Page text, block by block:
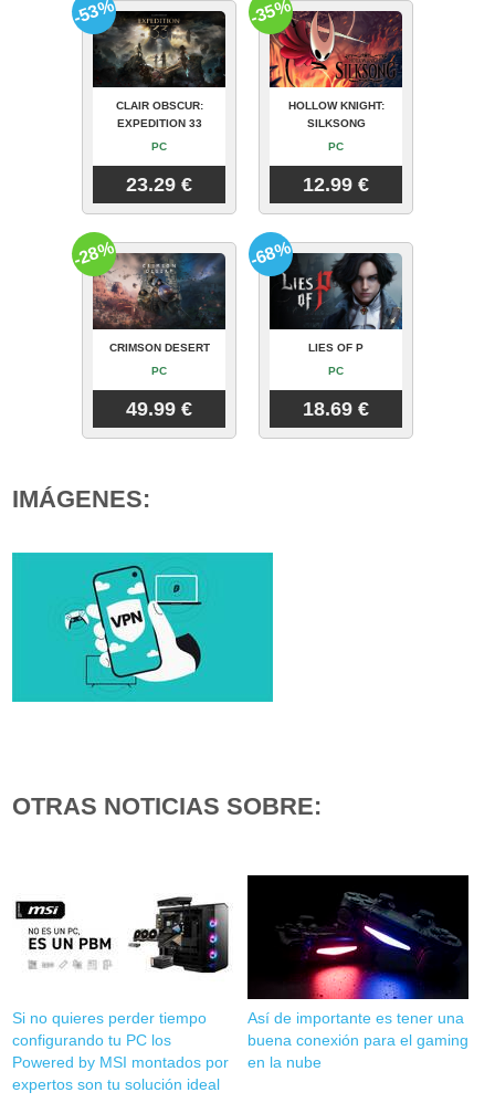
CLAIR OBSCUR:
EXPEDITION 33
PC
23.29 €
-53%
HOLLOW KNIGHT:
SILKSONG
PC
12.99 €
-35%
CRIMSON DESERT
PC
49.99 €
-28%
LIES OF P
PC
18.69 €
-68%
IMÁGENES:
OTRAS NOTICIAS SOBRE:
Si no quieres perder tiempo
configurando tu PC los
Powered by MSI montados por
expertos son tu solución ideal
Así de importante es tener una
buena conexión para el gaming
en la nube